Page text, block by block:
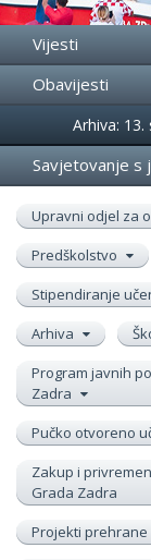
Vijesti
Obavijesti
Događanja
Arhiva:
Savjetovanje s
Upravni odjel za
Predškolstvo
Stipendiranje
Arhiva
Program javnih
Zadra
Pučko otvoreno
Zakup i
Grada Zadra
Projekti prehrane